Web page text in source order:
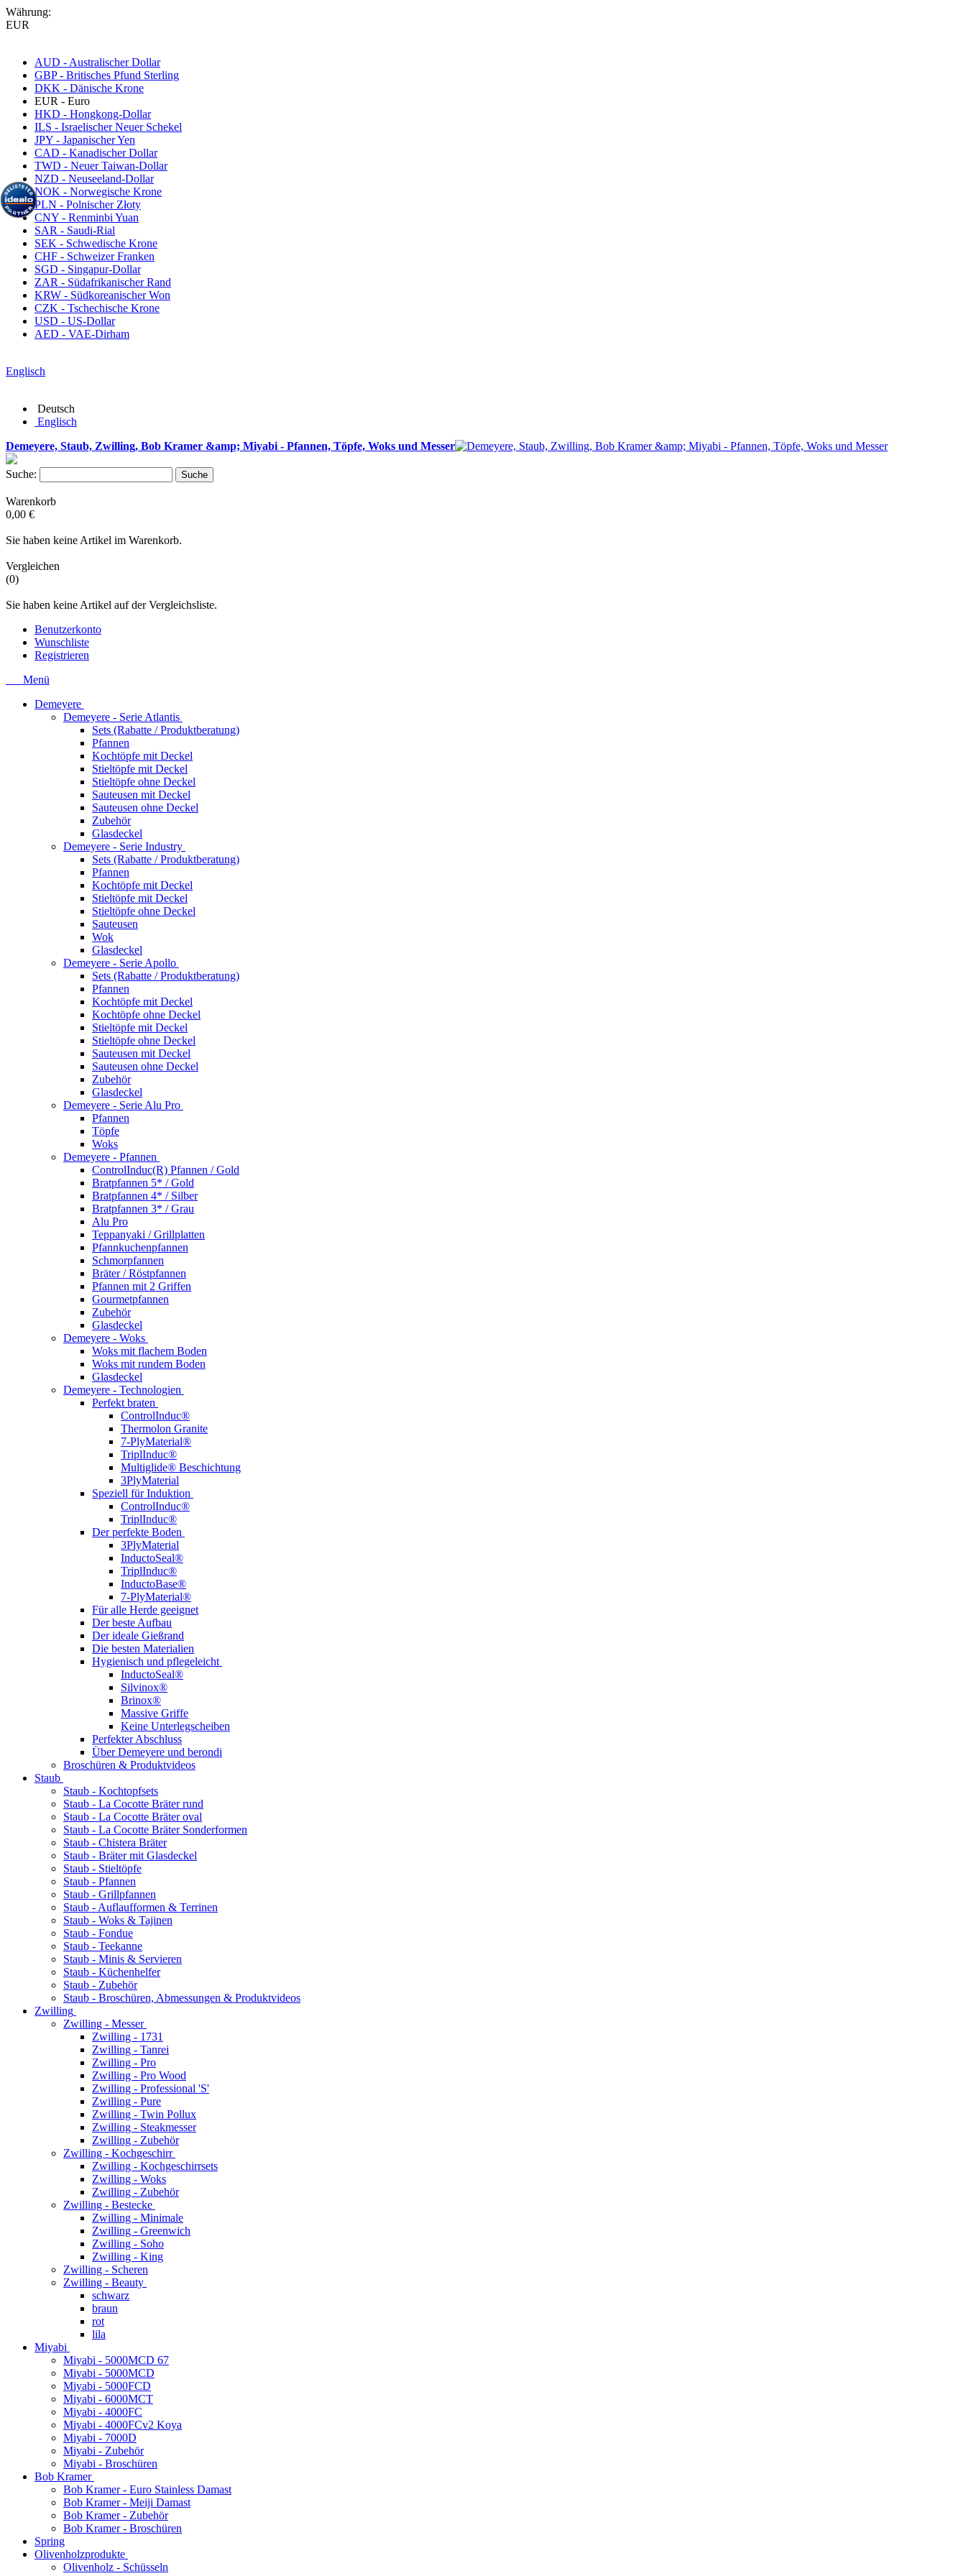
Währung:
EUR
AUD - Australischer Dollar
GBP - Britisches Pfund Sterling
DKK - Dänische Krone
EUR - Euro
HKD - Hongkong-Dollar
ILS - Israelischer Neuer Schekel
JPY - Japanischer Yen
CAD - Kanadischer Dollar
TWD - Neuer Taiwan-Dollar
NZD - Neuseeland-Dollar
NOK - Norwegische Krone
PLN - Polnischer Złoty
CNY - Renminbi Yuan
SAR - Saudi-Rial
SEK - Schwedische Krone
CHF - Schweizer Franken
SGD - Singapur-Dollar
ZAR - Südafrikanischer Rand
KRW - Südkoreanischer Won
CZK - Tschechische Krone
USD - US-Dollar
AED - VAE-Dirham
Englisch
Deutsch
Englisch
Demeyere, Staub, Zwilling, Bob Kramer &amp; Miyabi - Pfannen, Töpfe, Woks und Messer
Suche: Suche
Warenkorb
0,00 €
Sie haben keine Artikel im Warenkorb.
Vergleichen
(0)
Sie haben keine Artikel auf der Vergleichsliste.
Benutzerkonto
Wunschliste
Registrieren
Menü
Demeyere
Demeyere - Serie Atlantis
Sets (Rabatte / Produktberatung)
Pfannen
Kochtöpfe mit Deckel
Stieltöpfe mit Deckel
Stieltöpfe ohne Deckel
Sauteusen mit Deckel
Sauteusen ohne Deckel
Zubehör
Glasdeckel
Demeyere - Serie Industry
Sets (Rabatte / Produktberatung)
Pfannen
Kochtöpfe mit Deckel
Stieltöpfe mit Deckel
Stieltöpfe ohne Deckel
Sauteusen
Wok
Glasdeckel
Demeyere - Serie Apollo
Sets (Rabatte / Produktberatung)
Pfannen
Kochtöpfe mit Deckel
Kochtöpfe ohne Deckel
Stieltöpfe mit Deckel
Stieltöpfe ohne Deckel
Sauteusen mit Deckel
Sauteusen ohne Deckel
Zubehör
Glasdeckel
Demeyere - Serie Alu Pro
Pfannen
Töpfe
Woks
Demeyere - Pfannen
ControlInduc(R) Pfannen / Gold
Bratpfannen 5* / Gold
Bratpfannen 4* / Silber
Bratpfannen 3* / Grau
Alu Pro
Teppanyaki / Grillplatten
Pfannkuchenpfannen
Schmorpfannen
Bräter / Röstpfannen
Pfannen mit 2 Griffen
Gourmetpfannen
Zubehör
Glasdeckel
Demeyere - Woks
Woks mit flachem Boden
Woks mit rundem Boden
Glasdeckel
Demeyere - Technologien
Perfekt braten
ControlInduc®
Thermolon Granite
7-PlyMaterial®
TriplInduc®
Multiglide® Beschichtung
3PlyMaterial
Speziell für Induktion
ControlInduc®
TriplInduc®
Der perfekte Boden
3PlyMaterial
InductoSeal®
TriplInduc®
InductoBase®
7-PlyMaterial®
Für alle Herde geeignet
Der beste Aufbau
Der ideale Gießrand
Die besten Materialien
Hygienisch und pflegeleicht
InductoSeal®
Silvinox®
Brinox®
Massive Griffe
Keine Unterlegscheiben
Perfekter Abschluss
Über Demeyere und berondi
Broschüren & Produktvideos
Staub
Staub - Kochtopfsets
Staub - La Cocotte Bräter rund
Staub - La Cocotte Bräter oval
Staub - La Cocotte Bräter Sonderformen
Staub - Chistera Bräter
Staub - Bräter mit Glasdeckel
Staub - Stieltöpfe
Staub - Pfannen
Staub - Grillpfannen
Staub - Auflaufformen & Terrinen
Staub - Woks & Tajinen
Staub - Fondue
Staub - Teekanne
Staub - Minis & Servieren
Staub - Küchenhelfer
Staub - Zubehör
Staub - Broschüren, Abmessungen & Produktvideos
Zwilling
Zwilling - Messer
Zwilling - 1731
Zwilling - Tanrei
Zwilling - Pro
Zwilling - Pro Wood
Zwilling - Professional 'S'
Zwilling - Pure
Zwilling - Twin Pollux
Zwilling - Steakmesser
Zwilling - Zubehör
Zwilling - Kochgeschirr
Zwilling - Kochgeschirrsets
Zwilling - Woks
Zwilling - Zubehör
Zwilling - Bestecke
Zwilling - Minimale
Zwilling - Greenwich
Zwilling - Soho
Zwilling - King
Zwilling - Scheren
Zwilling - Beauty
schwarz
braun
rot
lila
Miyabi
Miyabi - 5000MCD 67
Miyabi - 5000MCD
Miyabi - 5000FCD
Miyabi - 6000MCT
Miyabi - 4000FC
Miyabi - 4000FCv2 Koya
Miyabi - 7000D
Miyabi - Zubehör
Miyabi - Broschüren
Bob Kramer
Bob Kramer - Euro Stainless Damast
Bob Kramer - Meiji Damast
Bob Kramer - Zubehör
Bob Kramer - Broschüren
Spring
Olivenholzprodukte
Olivenholz - Schüsseln